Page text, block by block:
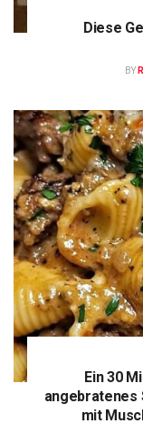
Diese
BY
Ein 30
angebratenes
mit